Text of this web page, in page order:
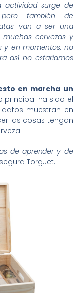
actividad surge de
también de
van a ser una
muchas cervezas y
y en momentos, no
así no estaríamos
en marcha un
principal ha sido el
muestran en
las cosas tengan
de aprender y de
Torguet.